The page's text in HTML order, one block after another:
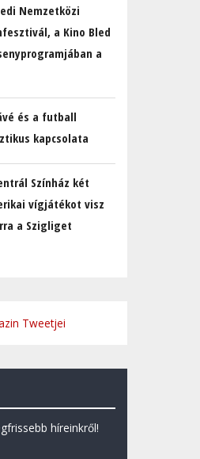
Nemzetközi
a Kino Bled
a
és a futball
kapcsolata
Színház két
vígjátékot visz
a Szigliget
Tweetjei
híreinkről!